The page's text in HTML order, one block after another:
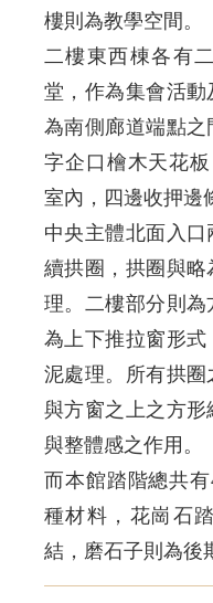
樓則為教學空間。
二樓東西棟各有
堂，作為集會活動
為南側廊道端點
字企口檜木天花
室內，四邊收押邊
中央主體北面入
續拱圈，拱圈與
理。二樓部分則為
為上下推拉窗形
泥處理。所有拱圈
與方窗之上之方
與整體感之作用。
而本館踏階總共
種材料，花崗石
結，磨石子則為後